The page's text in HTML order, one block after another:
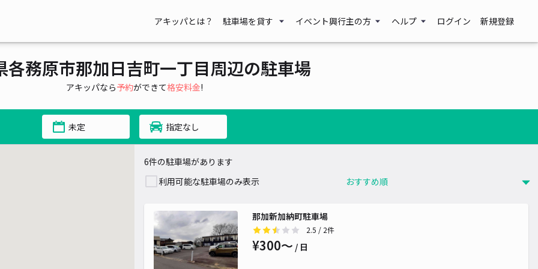
アキッパとは？ 駐車場を貸す イベント興行主の方 ヘルプ ログイン 新規登録
各務原市那加日吉町一丁目周辺の駐車場
アキッパなら予約ができて格安料金!
未定 指定なし
6件の駐車場があります
利用可能な駐車場のみ表示
那加新加納町駐車場
2.5 / 2件
¥300〜 / 日